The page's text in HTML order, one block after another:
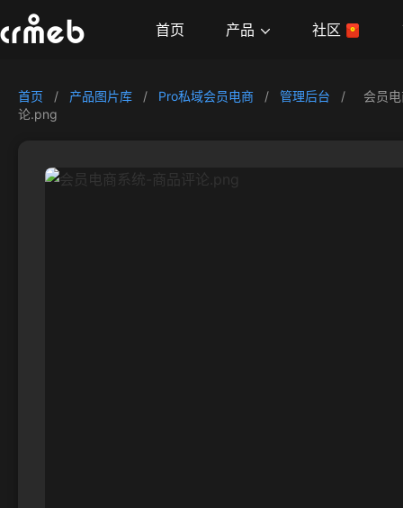
首页 产品 社区
首页 / 产品图片库 / Pro私域会员电商 / 管理后台 /
会员
论.png